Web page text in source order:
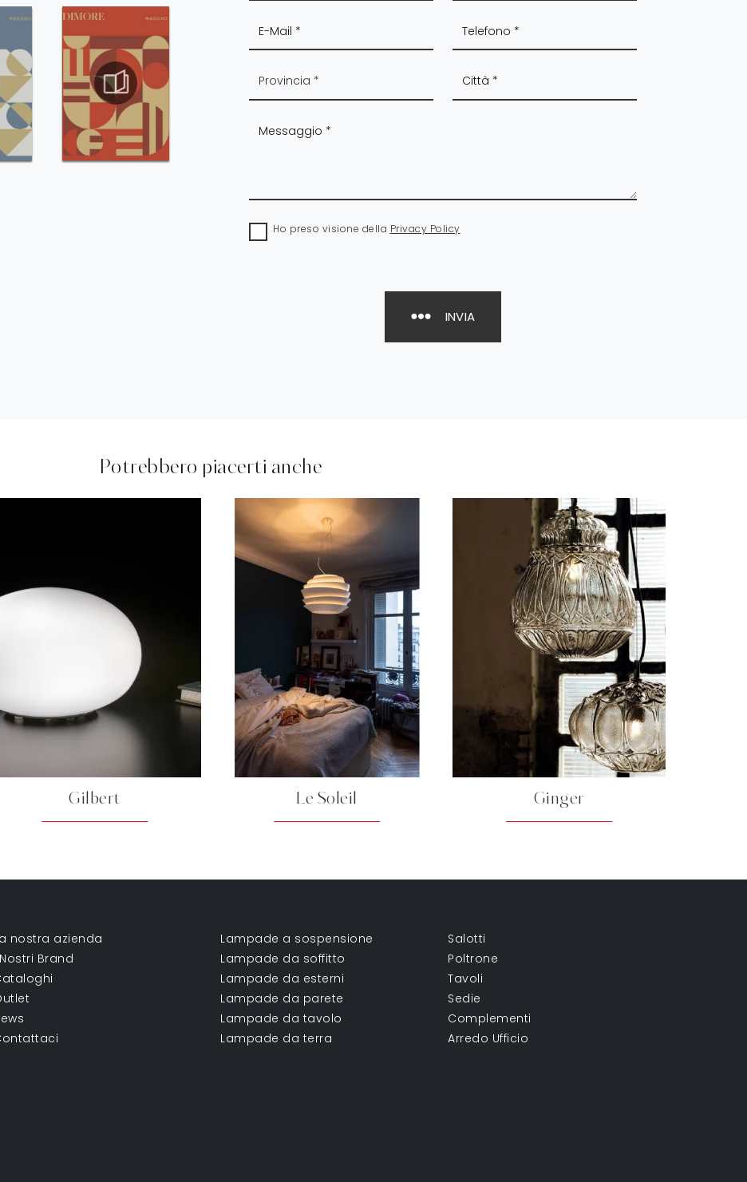
Ho preso visione della Privacy Policy
INVIA
Potrebbero piacerti anche
Gilbert Le Soleil Ginger
nostra azienda
Brand
Lampade a sospensione
Lampade da soffitto
Lampade da esterni
Lampade da parete
Lampade da tavolo
Lampade da terra
Salotti
Poltrone
Tavoli
Sedie
Complementi
Arredo Ufficio